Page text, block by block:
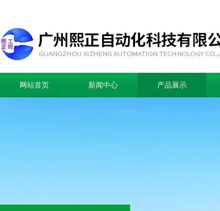
网站首页 新闻中心 产品展示